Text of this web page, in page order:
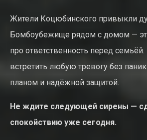
Жители Коцюбинского привыкли
Бомбоубежище рядом с домом —
про ответственность перед
встретить любую тревогу без
планом и надёжной защитой.
Не ждите следующей сирены —
спокойствию уже сегодня.